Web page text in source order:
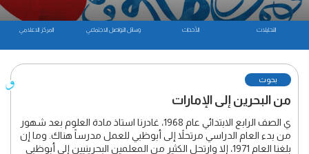
المركز الاعلامي وسائل التواصل الاجتماعي الأحداث التحليلات
بحوث
من البحرين إلى الإمارات
ي الصف الرابع الابتدائي عام 1968، غادرنا استاذ مادة العلوم بعد شهور
من بدء العام الدراسي مرتحلاً إلى أبوظبي للعمل مدرساً هناك. وما إن
بلغنا العام 1971، إلا وارتحل الكثير من المعلمين البحرينيين إلى أبوظبي